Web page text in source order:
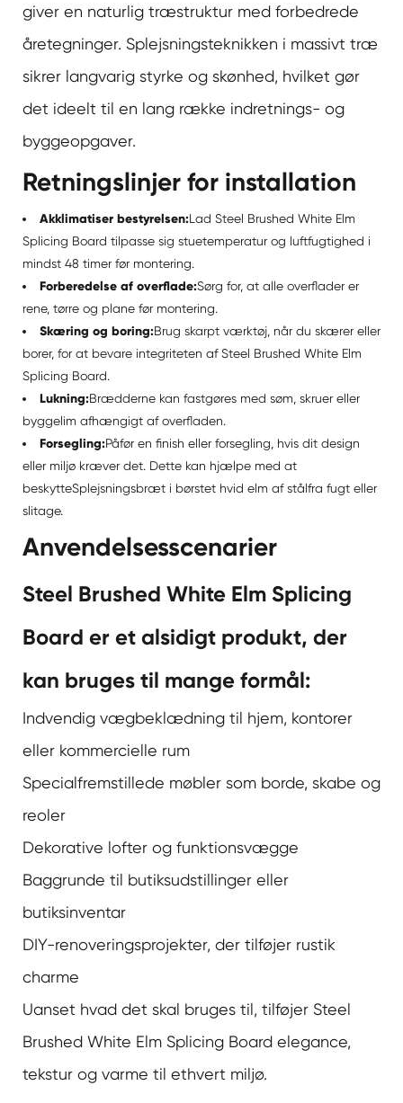
giver en naturlig træstruktur med forbedrede
åretegninger. Splejsningsteknikken i massivt træ
sikrer langvarig styrke og skønhed, hvilket gør
det ideelt til en lang række indretnings- og
byggeopgaver.
Retningslinjer for installation
Akklimatiser bestyrelsen:Lad Steel Brushed White Elm
Splicing Board tilpasse sig stuetemperatur og luftfugtighed i
mindst 48 timer før montering.
Forberedelse af overflade:Sørg for, at alle overflader er
rene, tørre og plane før montering.
Skæring og boring:Brug skarpt værktøj, når du skærer eller
borer, for at bevare integriteten af Steel Brushed White Elm
Splicing Board.
Lukning:Brædderne kan fastgøres med søm, skruer eller
byggelim afhængigt af overfladen.
Forsegling:Påfør en finish eller forsegling, hvis dit design
eller miljø kræver det. Dette kan hjælpe med at
beskytteSplejsningsbræt i børstet hvid elm af stålfra fugt eller
slitage.
Anvendelsesscenarier
Steel Brushed White Elm Splicing
Board er et alsidigt produkt, der
kan bruges til mange formål:
Indvendig vægbeklædning til hjem, kontorer
eller kommercielle rum
Specialfremstillede møbler som borde, skabe og
reoler
Dekorative lofter og funktionsvægge
Baggrunde til butiksudstillinger eller
butiksinventar
DIY-renoveringsprojekter, der tilføjer rustik
charme
Uanset hvad det skal bruges til, tilføjer Steel
Brushed White Elm Splicing Board elegance,
tekstur og varme til ethvert miljø.